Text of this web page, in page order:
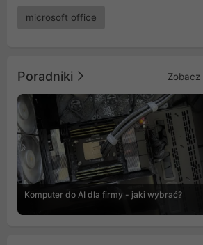
microsoft office
Poradniki
Komputer do AI dla firmy - jaki wybrać?